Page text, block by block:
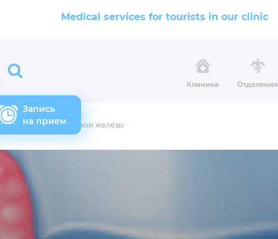
Medical services for tourists in our clinic
Клиника Отделения
Запись
на прием
Здоровье щитовидной железы